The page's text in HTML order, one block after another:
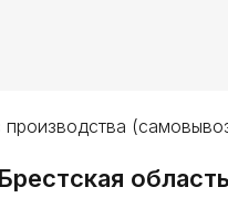
производства